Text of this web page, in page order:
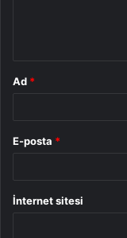
Ad *
E-posta *
İnternet sitesi